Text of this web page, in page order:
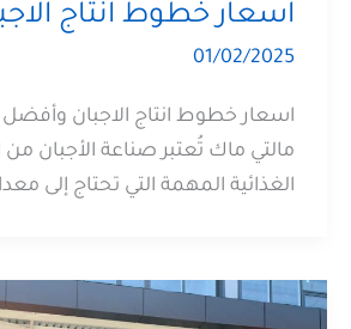
اسعار خطوط انتاج
01/02/2025
اسعار خطوط انتاج الاجبان
مالتي ماك تُعتبر صناعة الأجبان
الغذائية المهمة التي تحتاج إلى